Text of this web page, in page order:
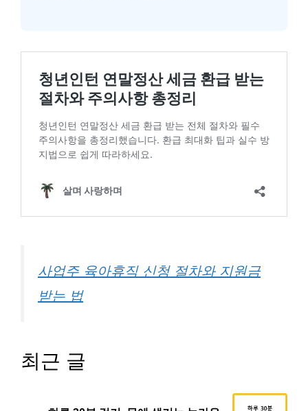
사업주 육아휴직 신청 절차와 지원금
받는 법
최근 글